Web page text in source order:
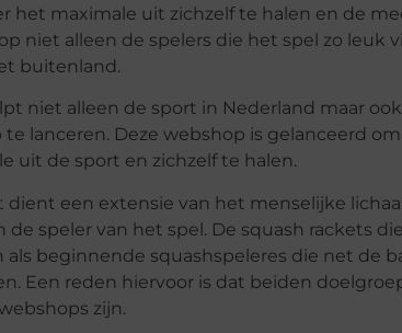
het maximale uit zichzelf te halen en de
niet alleen de spelers die het spel zo leuk
buitenland.
niet alleen de sport in Nederland maar
lanceren. Deze webshop is gelanceerd
uit de sport en zichzelf te halen.
dient een extensie van het menselijke
de speler van het spel. De squash rackets
als beginnende squashspeleres die net de
Een reden hiervoor is dat beiden
zijn.